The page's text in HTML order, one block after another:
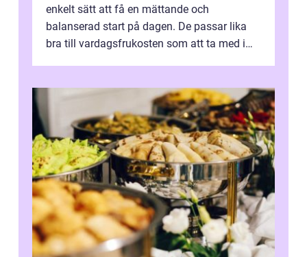
enkelt sätt att få en mättande och
balanserad start på dagen. De passar lika
bra till vardagsfrukosten som att ta med i